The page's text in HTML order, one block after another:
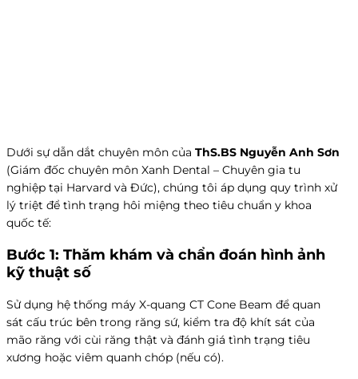
Dưới sự dẫn dắt chuyên môn của ThS.BS Nguyễn Anh Sơn
(Giám đốc chuyên môn Xanh Dental – Chuyên gia tu
nghiệp tại Harvard và Đức), chúng tôi áp dụng quy trình xử
lý triệt để tình trạng hôi miệng theo tiêu chuẩn y khoa
quốc tế:
Bước 1: Thăm khám và chẩn đoán hình ảnh
kỹ thuật số
Sử dụng hệ thống máy X-quang CT Cone Beam để quan
sát cấu trúc bên trong răng sứ, kiểm tra độ khít sát của
mão răng với cùi răng thật và đánh giá tình trạng tiêu
xương hoặc viêm quanh chóp (nếu có).